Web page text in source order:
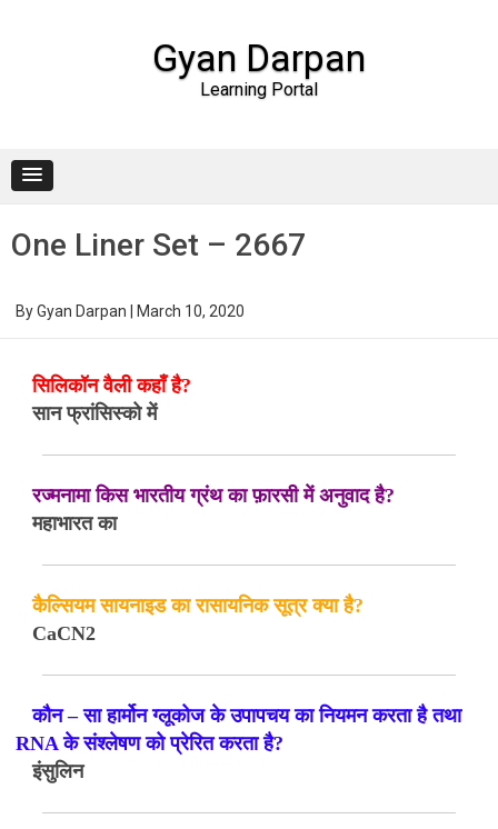
Gyan Darpan
Learning Portal
One Liner Set – 2667
ByGyan Darpan March 10, 2020
सिलिकॉन वैली कहाँ है?
सान फ्रांसिस्को में
रज्मनामा किस भारतीय ग्रंथ का फ़ारसी में अनुवाद है?
महाभारत का
कैल्सियम सायनाइड का रासायनिक सूत्र क्या है?
CaCN2
कौन – सा हार्मोन ग्लूकोज के उपापचय का नियमन करता है तथा
RNA के संश्लेषण को प्रेरित करता है?
इंसुलिन